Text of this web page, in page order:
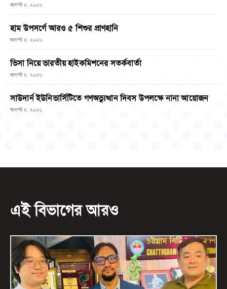
আগস্ট ৫, ২০২৬
হাম উপসর্গে আরও ৫ শিশুর প্রাণহানি
আগস্ট ৫, ২০২৬
ভিসা নিয়ে ভারতীয় হাইকমিশনের সতর্কবার্তা
আগস্ট ৫, ২০২৬
সাউদার্ন ইউনিভার্সিটিতে গণঅভ্যুত্থান দিবস উপলক্ষে নানা আয়োজন
আগস্ট ৫, ২০২৬
এই বিভাগের আরও